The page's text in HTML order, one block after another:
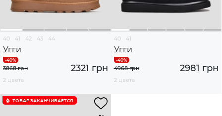
40 41 42 43 44
Угги
2321 грн
3868 грн
2 цвета
40 41
Угги
2981 грн
4968 грн
2 цвета
ТОВАР ЗАКАНЧИВАЕТСЯ